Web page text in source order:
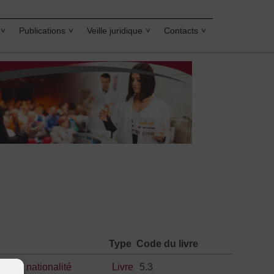
Publications Veille juridique Contacts
Type Code du livre
, nationalité Livre 5.3